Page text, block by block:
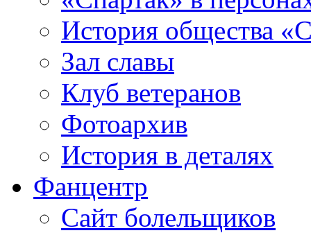
История общества
Зал славы
Клуб ветеранов
Фотоархив
История в деталях
Фанцентр
Сайт болельщиков